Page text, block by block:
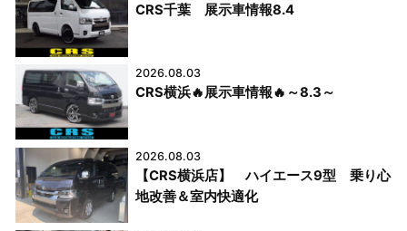
CRS千葉 展示車情報8.4
2026.08.03
CRS横浜🔥展示車情報🔥～8.3～
2026.08.03
【CRS横浜店】 ハイエース9型 乗り心
地改善＆室内快適化